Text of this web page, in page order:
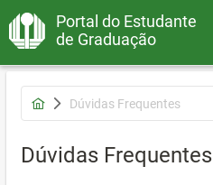
Portal do Estudante
de Graduação
Dúvidas Frequentes
Dúvidas Frequentes